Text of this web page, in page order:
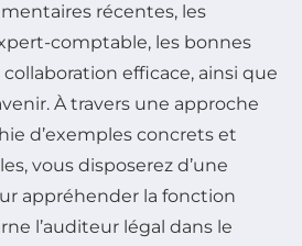
récentes, les
comptable, les bonnes
efficace, ainsi que
À travers une approche
d’exemples concrets et
vous disposerez d’une
appréhender la fonction
l’auditeur légal dans le